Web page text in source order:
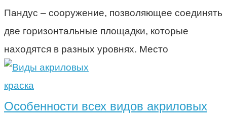
Пандус – сооружение, позволяющее соединять
две горизонтальные площадки, которые
находятся в разных уровнях. Место
краска
Особенности всех видов акриловых